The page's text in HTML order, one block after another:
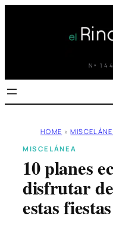
Nº
HOME »
MISCELÁNEA
10 planes
disfrutar
estas fiestas